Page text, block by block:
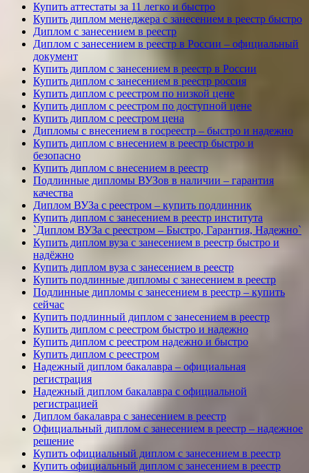
Купить аттестаты за 11 легко и быстро
Купить диплом менеджера с занесением в реестр быстро
Диплом с занесением в реестр
Диплом с занесением в реестр в России – официальный
документ
Купить диплом с занесением в реестр в России
Купить диплом с занесением в реестр россия
Купить диплом с реестром по низкой цене
Купить диплом с реестром по доступной цене
Купить диплом с реестром цена
Дипломы с внесением в госреестр – быстро и надежно
Купить диплом с внесением в реестр быстро и
безопасно
Купить диплом с внесением в реестр
Подлинные дипломы ВУЗов в наличии – гарантия
качества
Диплом ВУЗа с реестром – купить подлинник
Купить диплом с занесением в реестр института
`Диплом ВУЗа с реестром – Быстро, Гарантия, Надежно`
Купить диплом вуза с занесением в реестр быстро и
надёжно
Купить диплом вуза с занесением в реестр
Купить подлинные дипломы с занесением в реестр
Подлинные дипломы с занесением в реестр – купить
сейчас
Купить подлинный диплом с занесением в реестр
Купить диплом с реестром быстро и надежно
Купить диплом с реестром надежно и быстро
Купить диплом с реестром
Надежный диплом бакалавра – официальная
регистрация
Надежный диплом бакалавра с официальной
регистрацией
Диплом бакалавра с занесением в реестр
Официальный диплом с занесением в реестр – надежное
решение
Купить официальный диплом с занесением в реестр
Купить официальный диплом с занесением в реестр